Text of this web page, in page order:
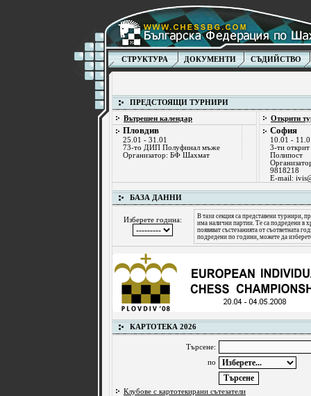
СТРУКТУРА ДОКУМЕНТИ СЪДИЙСТВО
ПРЕДСТОЯЩИ ТУРНИРИ
Вътрешен календар
Пловдив
25.01 - 31.01
73-то ДИП Полуфинал мъже
Организатор: БФ Шахмат
Открити
София
10.01 -
3-ти открит
Полипост
9818218
Е-mail:
БАЗА ДАННИ
Изберете година:
В тази секция са представени турнири,
има налични партии. Те са подредени в
появяват състезанията от съответната
подредени по години, можете да
КАРТОТЕКА 2026
Търсене:
по
Клубове с картотекирани сътезатели